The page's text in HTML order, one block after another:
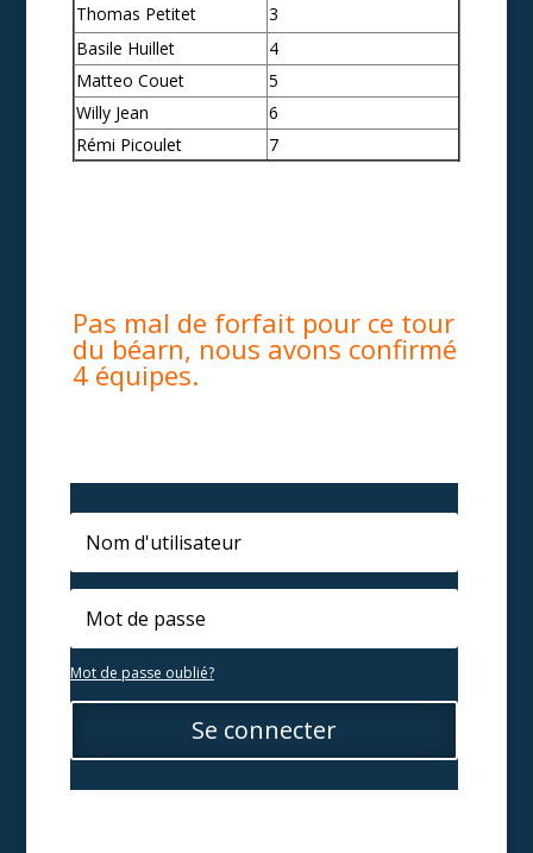
Thomas Petitet
3
Basile Huillet
4
Matteo Couet
5
Willy Jean
6
Rémi Picoulet
7
Pas mal de forfait pour ce tour
du béarn, nous avons confirmé
4 équipes.
Mot de passe oublié?
Se connecter